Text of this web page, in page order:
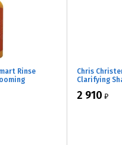
Rinse
карамболы
Chris
Clarifying
2 910 ₽